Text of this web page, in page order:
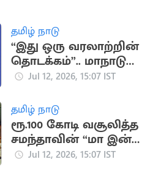
தமிழ் நாடு
“இது ஒரு வரலாற்றின்
தொடக்கம்”.. மாநாடு
குறித்து
Jul 12, 2026, 15:07 IST
தமிழ் நாடு
ரூ.100 கோடி வசூலித்த
சமந்தாவின் “மா இன்டி
பங்காரம்” படம்
Jul 12, 2026, 15:07 IST